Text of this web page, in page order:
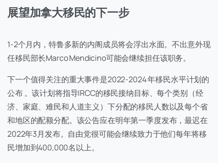
展望加拿大移民的下一步
1-2个月内，特鲁多新的内阁成员将会浮出水面。不出意外现
任移民部长Marco Mendicino可能会继续担任该职务。
下一个值得关注的重大事件是2022-2024 年移民水平计划的
公布 。该计划将指导IRCC的移民接纳目标、每个类别（经
济、家庭、难民和人道主义）下分配的移民人数以及每个省
和地区的配额分配。该公告应在明年第一季度发布，最迟在
2022年3月发布。自由党很可能会继续致力于他们每年将移
民增加到400,000名以上。